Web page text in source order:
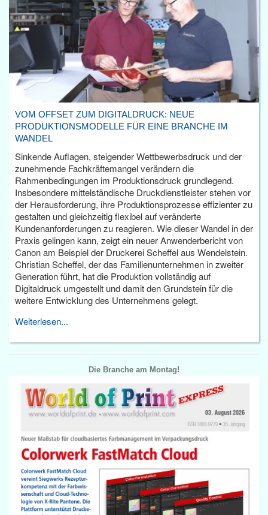
VOM OFFSET ZUM DIGITALDRUCK: NEUE
PRODUKTIONSMODELLE FÜR EINE BRANCHE IM
WANDEL
Sinkende Auflagen, steigender Wettbewerbsdruck und der
zunehmende Fachkräftemangel verändern die
Rahmenbedingungen im Produktionsdruck grundlegend.
Insbesondere mittelständische Druckdienstleister stehen vor
der Herausforderung, ihre Produktionsprozesse effizienter zu
gestalten und gleichzeitig flexibel auf veränderte
Kundenanforderungen zu reagieren. Wie dieser Wandel in der
Praxis gelingen kann, zeigt ein neuer Anwenderbericht von
Canon am Beispiel der Druckerei Scheffel aus Wendelstein.
Christian Scheffel, der das Familienunternehmen in zweiter
Generation führt, hat die Produktion vollständig auf
Digitaldruck umgestellt und damit den Grundstein für die
weitere Entwicklung des Unternehmens gelegt.
Weiterlesen...
Die Branche am Montag!